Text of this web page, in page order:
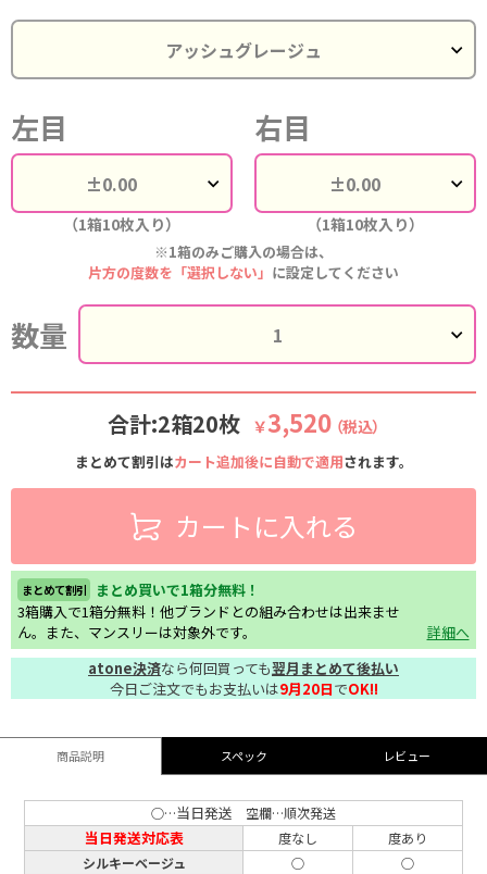
左目
（1箱10枚入り）
右目
（1箱10枚入り）
※1箱のみご購入の場合は、
片方の度数を「選択しない」 に設定してください
数量
合計:2箱20枚 ￥3,520 （税込）
まとめて割引はカート追加後に自動で適用されます。
カートに入れる
まとめて割引
まとめ買いで1箱分無料！
3箱購入で1箱分無料！他ブランドとの組み合わせは出来ませ
ん。また、マンスリーは対象外です。
詳細へ
atone決済なら何回買っても翌月まとめて後払い
今日ご注文でもお支払いは9月20日でOK!!
商品説明 スペック レビュー
○…当日発送 空欄…順次発送
当日発送対応表 度なし
度あり
シルキーベージュ
○
○